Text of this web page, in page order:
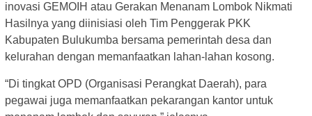
inovasi GEMOIH atau Gerakan Menanam Lombok Nikmati
Hasilnya yang diinisiasi oleh Tim Penggerak PKK
Kabupaten Bulukumba bersama pemerintah desa dan
kelurahan dengan memanfaatkan lahan-lahan kosong.
“Di tingkat OPD (Organisasi Perangkat Daerah), para
pegawai juga memanfaatkan pekarangan kantor untuk